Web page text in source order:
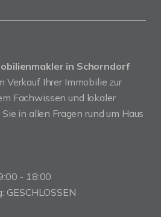
in Schorndorf
Verkauf Ihrer Immobilie zur
Fachwissen und lokaler
in allen Fragen rund um Haus
- 18:00
GESCHLOSSEN